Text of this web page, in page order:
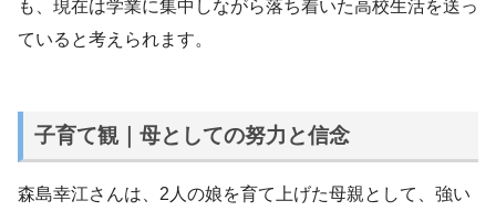
も、現在は学業に集中しながら落ち着いた高校生活を送っ
ていると考えられます。
子育て観｜母としての努力と信念
森島幸江さんは、2人の娘を育て上げた母親として、強い